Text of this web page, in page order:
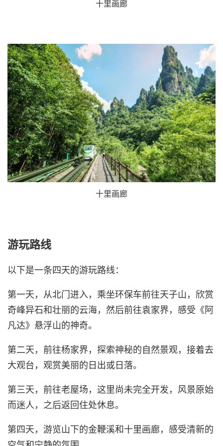
十里画廊
十里画廊
游玩路线
以下是一条四天的游玩路线：
第一天，从北门进入，乘坐环保车前往天子山，欣赏
奇峰异石和壮丽的云海，然后前往袁家界，感受《阿
凡达》悬浮山的神奇。
第二天，前往杨家界，探索神秘的自然景观，接着去
大观台，观赏美丽的日出或日落。
第三天，前往老屋场，这里尚未完全开发，风景原始
而迷人，之后返回住处休息。
第四天，游览山下的金鞭溪和十里画廊，感受清新的